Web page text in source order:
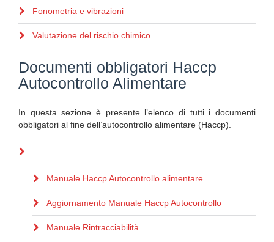
Fonometria e vibrazioni
Valutazione del rischio chimico
Documenti obbligatori Haccp
Autocontrollo Alimentare
In questa sezione è presente l’elenco di tutti i documenti
obbligatori al fine dell’autocontrollo alimentare (Haccp).
Manuale Haccp Autocontrollo alimentare
Aggiornamento Manuale Haccp Autocontrollo
Manuale Rintracciabilità